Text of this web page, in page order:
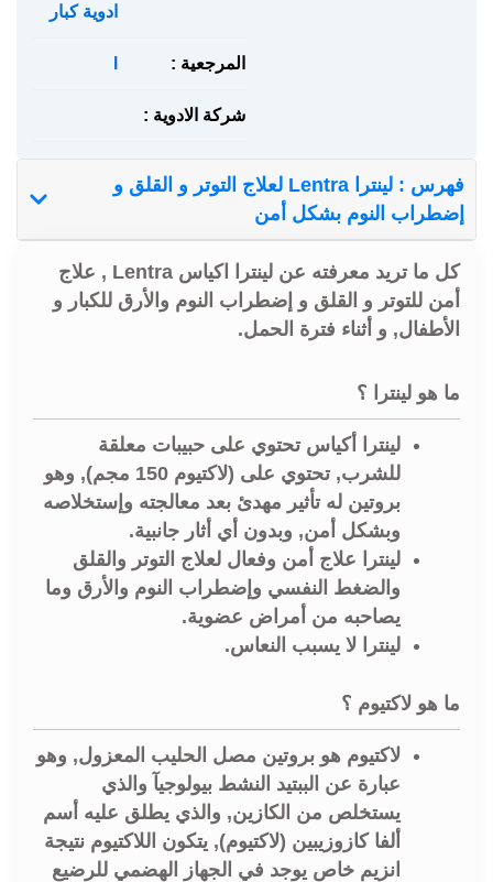
ادوية كبار
المرجعية :
شركة الادوية :
فهرس : لينترا Lentra لعلاج التوتر و القلق و
إضطراب النوم بشكل أمن
كل ما تريد معرفته عن لينترا اكياس Lentra , علاج
أمن للتوتر و القلق و إضطراب النوم والأرق للكبار و
الأطفال, و أثناء فترة الحمل.
ما هو لينترا ؟
لينترا أكياس تحتوي على حبيبات معلقة
للشرب, تحتوي على (لاكتيوم 150 مجم), وهو
بروتين له تأثير مهدئ بعد معالجته وإستخلاصه
وبشكل أمن, وبدون أي أثار جانبية.
لينترا علاج أمن وفعال لعلاج التوتر والقلق
والضغط النفسي وإضطراب النوم والأرق وما
يصاحبه من أمراض عضوية.
لينترا لا يسبب النعاس.
ما هو لاكتيوم ؟
لاكتيوم هو بروتين مصل الحليب المعزول, وهو
عبارة عن الببتيد النشط بيولوجيآ والذي
يستخلص من الكازين, والذي يطلق عليه أسم
ألفا كازوزيبين (لاكتيوم), يتكون اللاكتيوم نتيجة
انزيم خاص يوجد في الجهاز الهضمي للرضيع